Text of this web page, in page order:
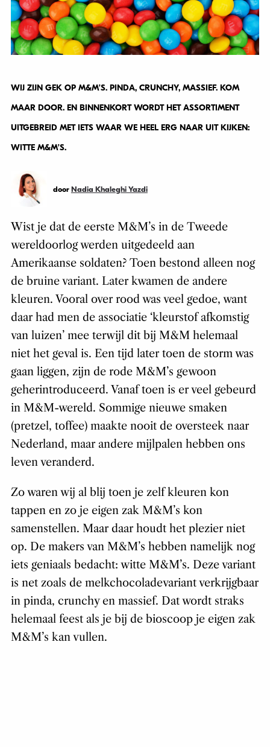
WIJ ZIJN GEK OP M&M’S. PINDA, CRUNCHY, MASSIEF. KOM
MAAR DOOR. EN BINNENKORT WORDT HET ASSORTIMENT
UITGEBREID MET IETS WAAR WE HEEL ERG NAAR UIT KIJKEN:
WITTE M&M’S.
door Nadia Khaleghi Yazdi
Wist je dat de eerste M&M’s in de Tweede
wereldoorlog werden uitgedeeld aan
Amerikaanse soldaten? Toen bestond alleen nog
de bruine variant. Later kwamen de andere
kleuren. Vooral over rood was veel gedoe, want
daar had men de associatie ‘kleurstof afkomstig
van luizen’ mee terwijl dit bij M&M helemaal
niet het geval is. Een tijd later toen de storm was
gaan liggen, zijn de rode M&M’s gewoon
geherintroduceerd. Vanaf toen is er veel gebeurd
in M&M-wereld. Sommige nieuwe smaken
(pretzel, toffee) maakte nooit de oversteek naar
Nederland, maar andere mijlpalen hebben ons
leven veranderd.
Zo waren wij al blij toen je zelf kleuren kon
tappen en zo je eigen zak M&M’s kon
samenstellen. Maar daar houdt het plezier niet
op. De makers van M&M’s hebben namelijk nog
iets geniaals bedacht: witte M&M’s. Deze variant
is net zoals de melkchocoladevariant verkrijgbaar
in pinda, crunchy en massief. Dat wordt straks
helemaal feest als je bij de bioscoop je eigen zak
M&M’s kan vullen.